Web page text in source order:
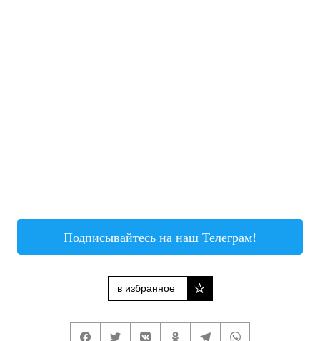
Подписывайтесь на наш Телеграм!
в избранное